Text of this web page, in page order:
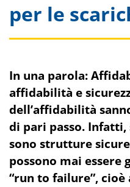
per le
In una parola:
affidabilità e
dell’affidabilità
di pari passo.
sono strutture
possono mai essere
“run to failure”, cioè